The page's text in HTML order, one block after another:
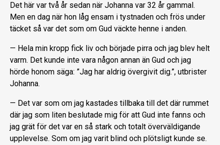
Det här var två år sedan när Johanna var 32 år gammal.
Men en dag när hon låg ensam i tystnaden och frös under
täcket så var det som om Gud väckte henne i anden.
— Hela min kropp fick liv och började pirra och jag blev helt
varm. Det kunde inte vara någon annan än Gud och jag
hörde honom säga: ”Jag har aldrig övergivit dig.”, utbrister
Johanna.
— Det var som om jag kastades tillbaka till det där rummet
där jag som liten beslutade mig för att Gud inte fanns och
jag grät för det var en så stark och totalt överväldigande
upplevelse. Som om jag varit blind och plötsligt kunde se.